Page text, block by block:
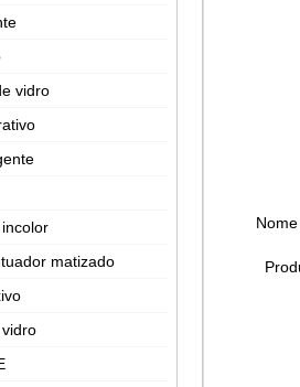
vidro
matizado